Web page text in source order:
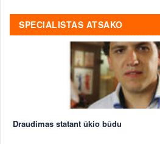
SPECIALISTAS ATSAKO
Draudimas statant ūkio būdu